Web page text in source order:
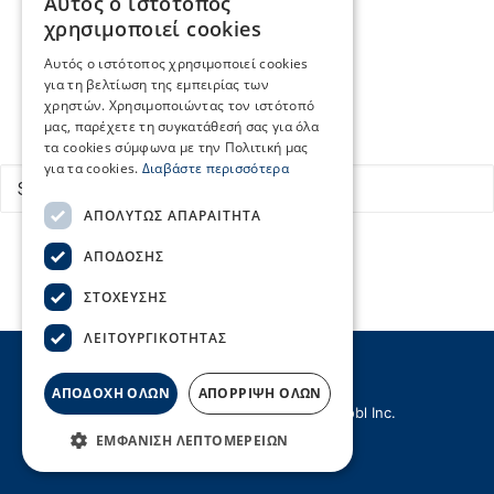
Κεντρικά Λιμεναρχεία
Οργανισμοί Λιμένων
Εύρεση δρομολογίων
Επικοινωνία
Search
© Copyright ΣΕΕΝ | Created byHellobl Inc.
χρησιμοποιεί cookies
Αυτός ο ιστότοπος χρησιμοποιεί cookies
για τη βελτίωση της εμπειρίας των
χρηστών. Χρησιμοποιώντας τον ιστότοπό
μας, παρέχετε τη συγκατάθεσή σας για όλα
τα cookies σύμφωνα με την Πολιτική μας
για τα cookies. Διαβάστε περισσότερα
ΑΠΟΛΎΤΩΣ ΑΠΑΡΑΊΤΗΤΑ
ΑΠΌΔΟΣΗΣ
ΣΤΌΧΕΥΣΗΣ
ΛΕΙΤΟΥΡΓΙΚΌΤΗΤΑΣ
ΑΠΟΔΟΧΗ ΟΛΩΝ ΑΠΟΡΡΙΨΗ ΟΛΩΝ
ΕΜΦΆΝΙΣΗ ΛΕΠΤΟΜΕΡΕΙΏΝ